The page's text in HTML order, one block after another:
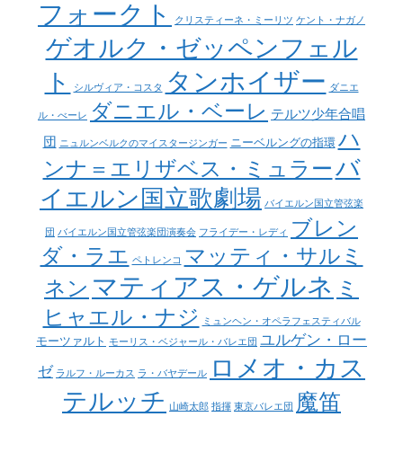
フォークト
クリスティーネ・ミーリツ ケント・ナガノ
ゲオルク・ゼッペンフェル
ト
シルヴィア・コスタ タンホイザー ダニエ
ル・べーレ ダニエル・ベーレ テルツ少年合唱
団 ニュルンベルクのマイスタージンガー ニーベルングの指環ハ
ンナ＝エリザベス・ミュラーバ
イエルン国立歌劇場 バイエルン国立管弦楽
団 バイエルン国立管弦楽団演奏会 フライデー・レディ ブレン
ダ・ラエ ペトレンコ マッティ・サルミ
ネン マティアス・ゲルネ ミ
ヒャエル・ナジ ミュンヘン・オペラフェスティバル
モーツァルト モーリス・ベジャール・バレエ団 ユルゲン・ロー
ゼ ラルフ・ルーカス ラ・バヤデール ロメオ・カス
テルッチ 山崎太郎 指揮 東京バレエ団 魔笛